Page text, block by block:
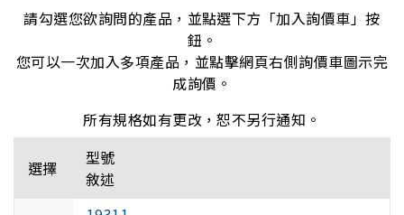
請勾選您欲詢問的產品，並點選下方「加入詢價車」按
鈕。
您可以一次加入多項產品，並點擊網頁右側詢價車圖示完
成詢價。
所有規格如有更改，恕不另行通知。
選擇
型號
敘述